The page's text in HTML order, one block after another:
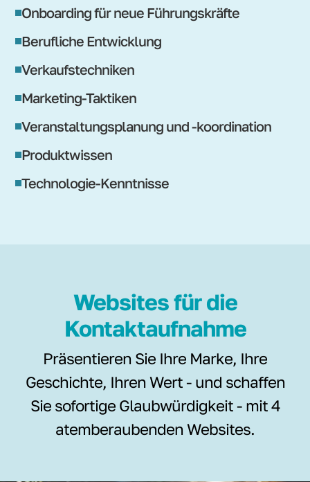
Onboarding für neue Führungskräfte
Berufliche Entwicklung
Verkaufstechniken
Marketing-Taktiken
Veranstaltungsplanung und -koordination
Produktwissen
Technologie-Kenntnisse
Websites für die
Kontaktaufnahme
Präsentieren Sie Ihre Marke, Ihre
Geschichte, Ihren Wert - und schaffen
Sie sofortige Glaubwürdigkeit - mit 4
atemberaubenden Websites.